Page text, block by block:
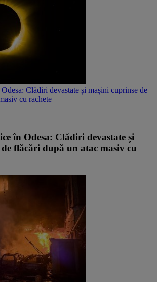
Clădiri devastate și mașini cuprinse de
cu rachete
în Odesa: Clădiri devastate și
flăcări după un atac masiv cu